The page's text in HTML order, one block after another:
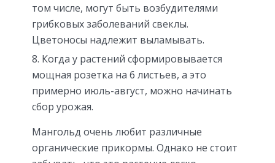
том числе, могут быть возбудителями
грибковых заболеваний свеклы.
Цветоносы надлежит выламывать.
Когда у растений сформировывается
мощная розетка на 6 листьев, а это
примерно июль-август, можно начинать
сбор урожая.
Мангольд очень любит различные
органические прикормы. Однако не стоит